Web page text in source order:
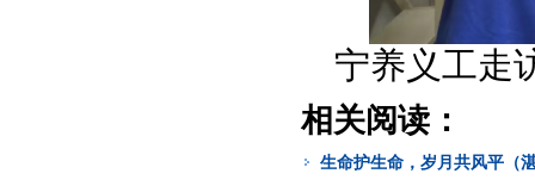
宁养义工走
相关阅读：
生命护生命，岁月共风平（